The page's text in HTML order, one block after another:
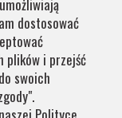
że na
dostosować
plików i przejść
swoich